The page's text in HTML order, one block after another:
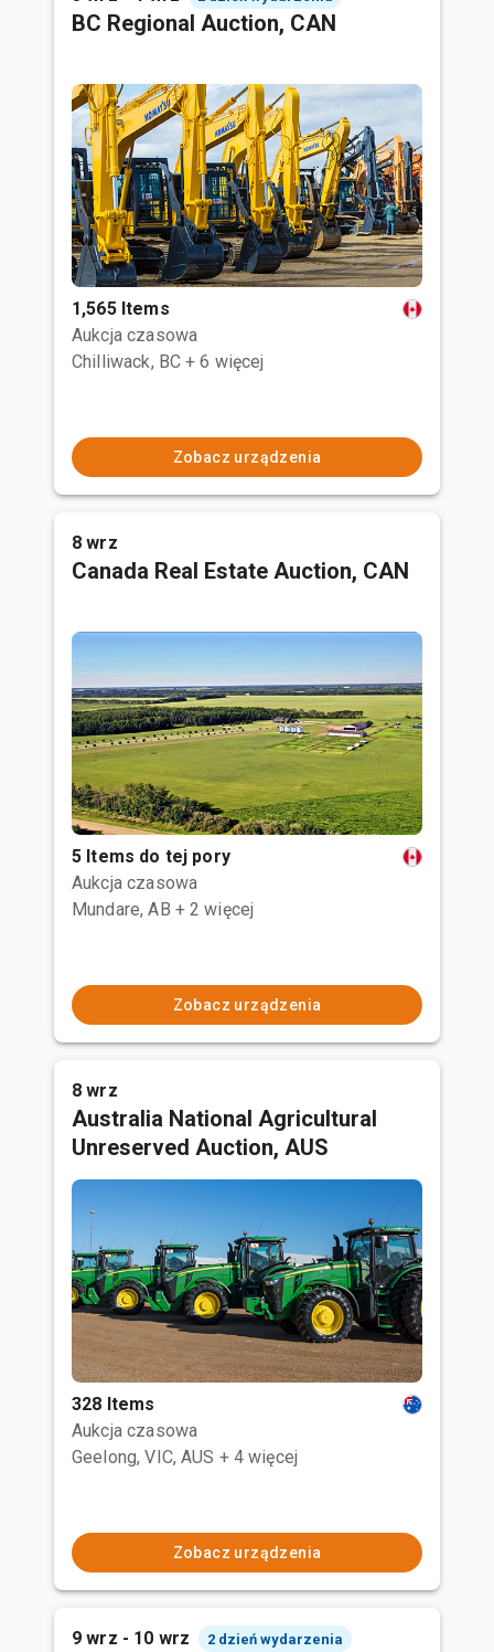
BC Regional Auction, CAN
1,565 Items
Aukcja czasowa
Chilliwack, BC + 6 więcej
Zobacz urządzenia
8 wrz
Canada Real Estate Auction, CAN
5 Items do tej pory
Aukcja czasowa
Mundare, AB + 2 więcej
Zobacz urządzenia
8 wrz
Australia National Agricultural
Unreserved Auction, AUS
328 Items
Aukcja czasowa
Geelong, VIC, AUS + 4 więcej
Zobacz urządzenia
9 wrz - 10 wrz 2 dzień wydarzenia